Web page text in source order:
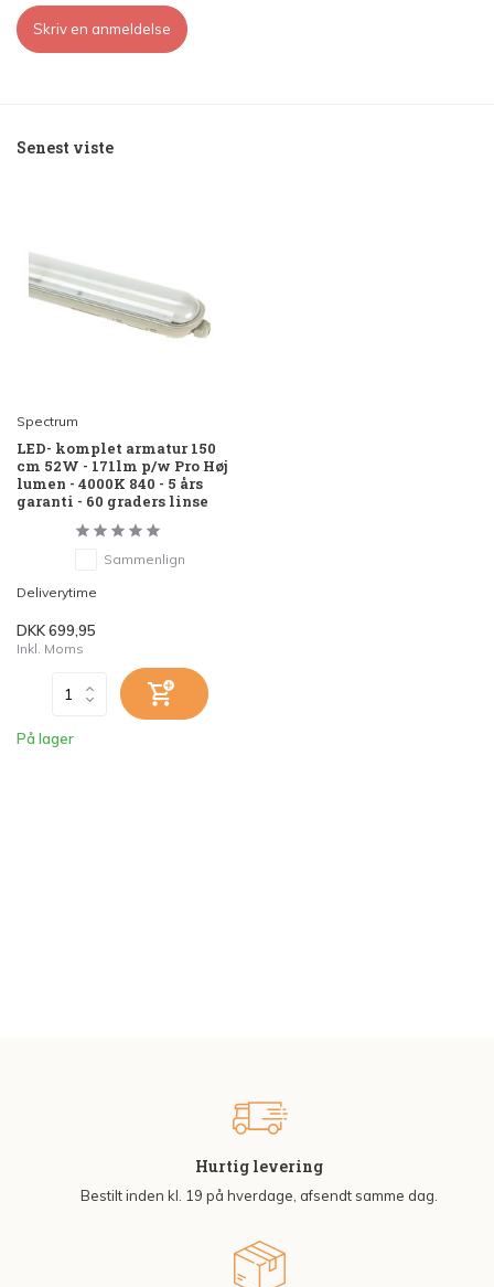
Skriv en anmeldelse
Senest viste
Spectrum
LED- komplet armatur 150
cm 52W - 171lm p/w Pro Høj
lumen - 4000K 840 - 5 års
garanti - 60 graders linse
Sammenlign
Deliverytime
DKK 699,95
Inkl. Moms
På lager
Hurtig levering
Bestilt inden kl. 19 på hverdage, afsendt samme dag.